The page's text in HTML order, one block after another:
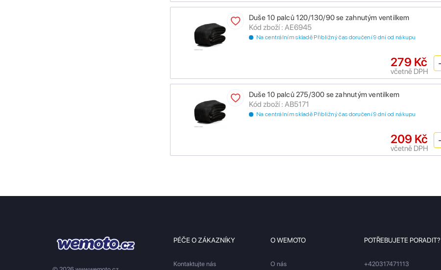
Duše 10 palců 120/130/90 se zahnutým ventilkem
Kód zboží : AE6945
Na centrálním skladě Přibližný čas doručení 9 dní od nákupu
279 Kč
včetně DPH
Duše 10 palců 275/300 se zahnutým ventilkem
Kód zboží : AB5171
Na centrálním skladě Přibližný čas doručení 9 dní od nákupu
209 Kč
včetně DPH
PÉČE O ZÁKAZNÍKY
Kontaktujte nás
O WEMOTO
O nás
POTŘEBUJETE PORADIT?
+420317471113